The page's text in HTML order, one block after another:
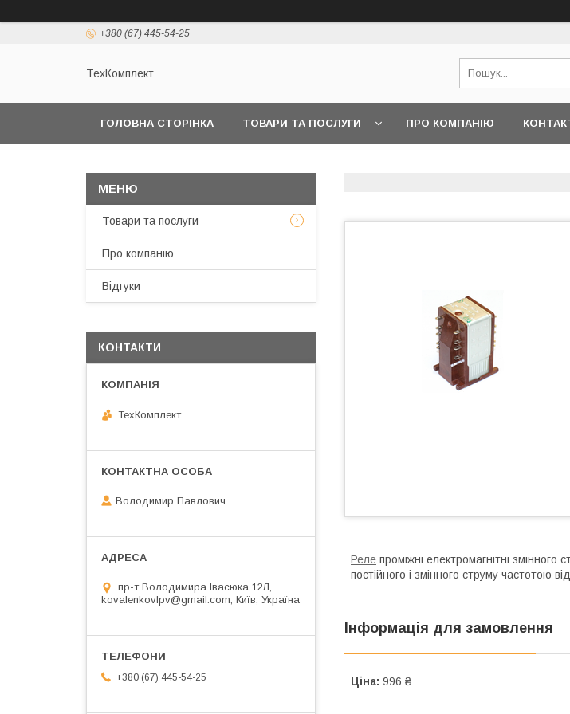
+380 (67) 445-54-25
ТехКомплект
ГОЛОВНА СТОРІНКА ТОВАРИ ТА ПОСЛУГИ ПРО КОМПАНІЮ
Реле проміжні електромагнітні
постійного і змінного струму частотою
Інформація для замовлення
Ціна: 996 ₴
Товари та послуги
Про компанію
Відгуки
КОНТАКТИ
ТехКомплект
Володимир Павлович
пр-т Володимира Івасюка 12Л,
kovalenkovlpv@gmail.com, Київ, Україна
+380 (67) 445-54-25